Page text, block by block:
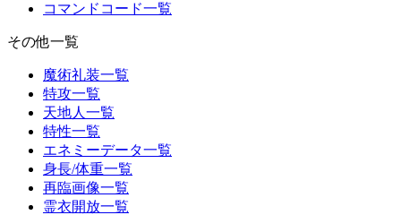
コマンドコード一覧
その他一覧
魔術礼装一覧
特攻一覧
天地人一覧
特性一覧
エネミーデータ一覧
身長/体重一覧
再臨画像一覧
霊衣開放一覧